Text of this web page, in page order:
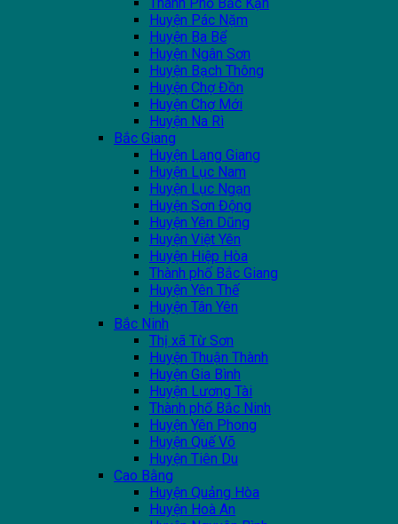
Huyện Pác Nặm
Huyện Ba Bể
Huyện Ngân Sơn
Huyện Bạch Thông
Huyện Chợ Đồn
Huyện Chợ Mới
Huyện Na Rì
Bắc Giang
Huyện Lạng Giang
Huyện Lục Nam
Huyện Lục Ngạn
Huyện Sơn Động
Huyện Yên Dũng
Huyện Việt Yên
Huyện Hiệp Hòa
Thành phố Bắc Giang
Huyện Yên Thế
Huyện Tân Yên
Bắc Ninh
Thị xã Từ Sơn
Huyện Thuận Thành
Huyện Gia Bình
Huyện Lương Tài
Thành phố Bắc Ninh
Huyện Yên Phong
Huyện Quế Võ
Huyện Tiên Du
Cao Bằng
Huyện Quảng Hòa
Huyện Hoà An